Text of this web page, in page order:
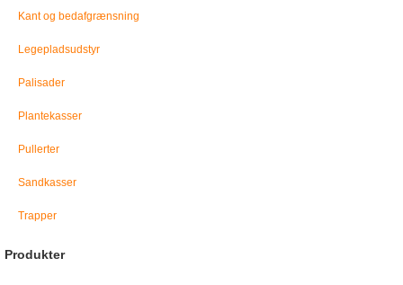
Kant og bedafgrænsning
Legepladsudstyr
Palisader
Plantekasser
Pullerter
Sandkasser
Trapper
Produkter